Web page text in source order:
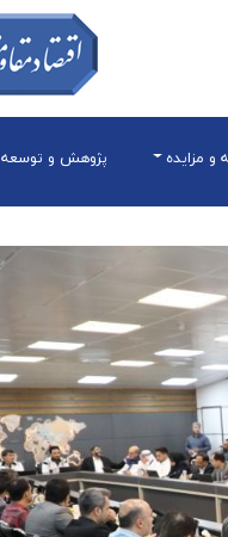
و مزایده پژوهش و توسعه